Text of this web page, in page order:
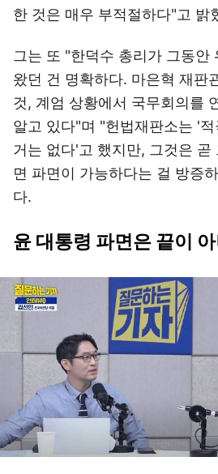
한 것은 매우 부적절하다"고 밝
그는 또 "한덕수 총리가 그동안
왔던 건 명확하다. 마은혁 재판
것, 계엄 상황에서 국무회의를
알고 있다"며 "헌법재판소는 '
거는 없다'고 했지만, 그것은 곧
면 파면이 가능하다는 걸 방증
다.
윤 대통령 파면은 끝이